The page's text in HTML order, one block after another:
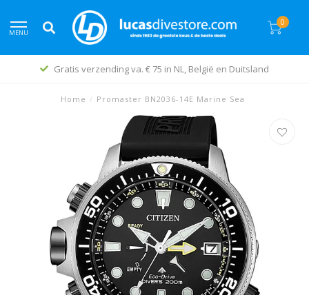
MENU
0
Gratis verzending va. € 75 in NL, België en Duitsland
Home / Promaster BN2036-14E Marine Sea